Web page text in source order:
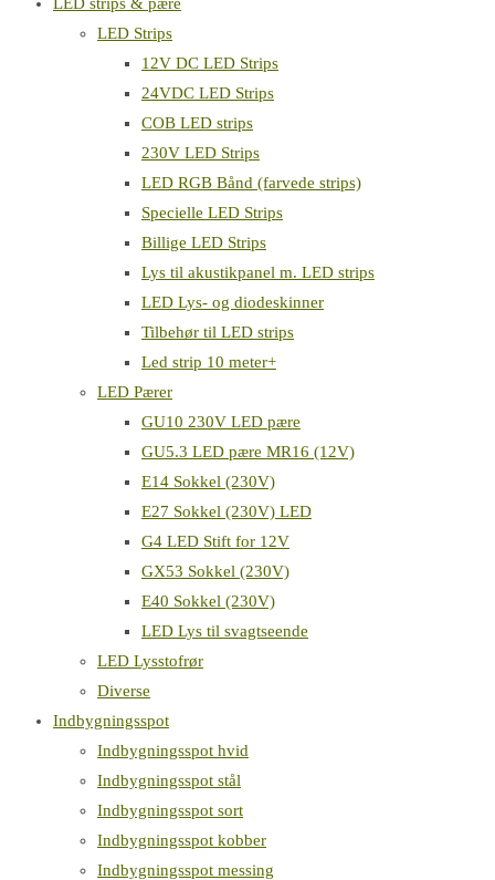
LED Strips
12V DC LED Strips
24VDC LED Strips
COB LED strips
230V LED Strips
LED RGB Bånd (farvede strips)
Specielle LED Strips
Billige LED Strips
Lys til akustikpanel m. LED strips
LED Lys- og diodeskinner
Tilbehør til LED strips
Led strip 10 meter+
LED Pærer
GU10 230V LED pære
GU5.3 LED pære MR16 (12V)
E14 Sokkel (230V)
E27 Sokkel (230V) LED
G4 LED Stift for 12V
GX53 Sokkel (230V)
E40 Sokkel (230V)
LED Lys til svagtseende
LED Lysstofrør
Diverse
Indbygningsspot
Indbygningsspot hvid
Indbygningsspot stål
Indbygningsspot sort
Indbygningsspot kobber
Indbygningsspot messing